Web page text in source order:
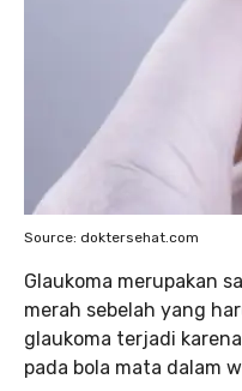
Source: doktersehat.com
Glaukoma merupakan
merah sebelah yang
glaukoma terjadi
pada bola mata dalam